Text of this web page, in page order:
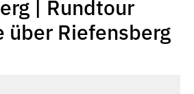
| Rundtour
über Riefensberg